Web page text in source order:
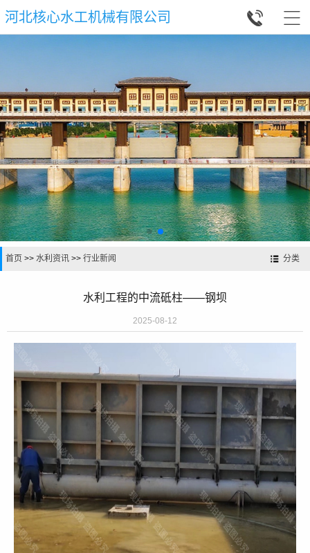
河北核心水工机械有限公司 

分类
首页 >> 水利资讯 >> 行业新闻
水利工程的中流砥柱——钢坝
2025-08-12